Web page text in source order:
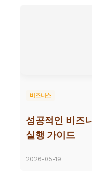
비즈니스
성공적인 비즈
실행 가이드
2026-05-19